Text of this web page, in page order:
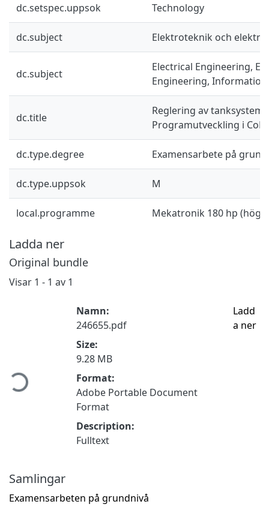
dc.setspec.uppsok Technology
dc.subject Elektroteknik och
dc.subject
Electrical Engineering,
Engineering,
dc.title
Reglering av tanksystem
Programutveckling i
dc.type.degree Examensarbete på
dc.type.uppsok M
local.programme Mekatronik 180 hp
Ladda ner
Original bundle
Visar 1 - 1 av 1
Namn:
246655.pdf
Size:
9.28 MB
Format:
Adobe Portable Document
Format
Description:
Fulltext
Ladd
a ner
Samlingar
Examensarbeten på grundnivå